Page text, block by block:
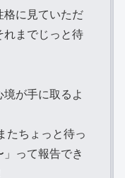
に見ていただ
れまでじっと待
が手に取るよ
たちょっと待っ
って報告でき